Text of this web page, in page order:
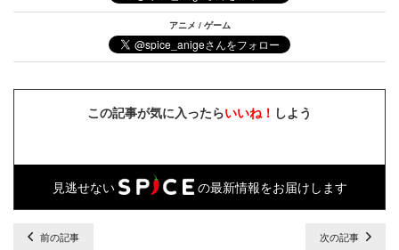
アニメ / ゲーム
この記事が気に入ったらいいね！ しよう
見逃せない の最新情報をお届けします
前の記事 次の記事